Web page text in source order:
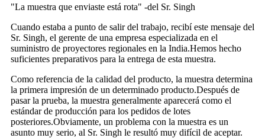
"La muestra que enviaste está rota" -del Sr. Singh
Cuando estaba a punto de salir del trabajo, recibí este mensaje del
Sr. Singh, el gerente de una empresa especializada en el
suministro de proyectores regionales en la India.Hemos hecho
suficientes preparativos para la entrega de esta muestra.
Como referencia de la calidad del producto, la muestra determina
la primera impresión de un determinado producto.Después de
pasar la prueba, la muestra generalmente aparecerá como el
estándar de producción para los pedidos de lotes
posteriores.Obviamente, un problema con la muestra es un
asunto muy serio, al Sr. Singh le resultó muy difícil de aceptar.